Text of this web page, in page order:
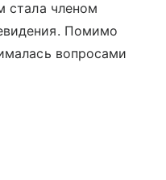
стала членом
Помимо
вопросами